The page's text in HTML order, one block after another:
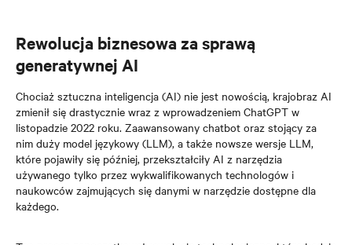
Rewolucja biznesowa za sprawą
generatywnej AI
Chociaż sztuczna inteligencja (AI) nie jest nowością, krajobraz AI
zmienił się drastycznie wraz z wprowadzeniem ChatGPT w
listopadzie 2022 roku. Zaawansowany chatbot oraz stojący za
nim duży model językowy (LLM), a także nowsze wersje LLM,
które pojawiły się później, przekształciły AI z narzędzia
używanego tylko przez wykwalifikowanych technologów i
naukowców zajmujących się danymi w narzędzie dostępne dla
każdego.